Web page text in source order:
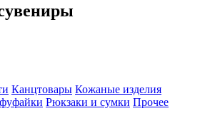
Канцтовары Кожаные изделия
Рюкзаки и сумки Прочее